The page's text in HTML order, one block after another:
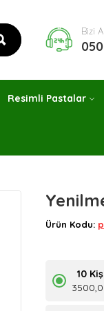
Bizi
Resimli Pastalar
Ürün Kodu:
10